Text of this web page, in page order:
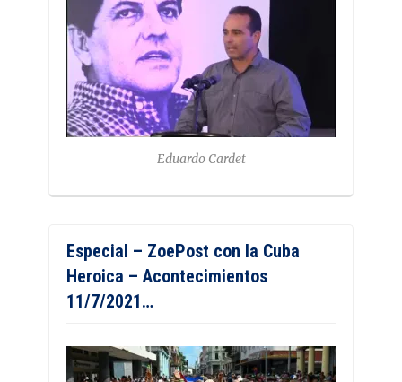
Eduardo Cardet
Especial – ZoePost con la Cuba
Heroica – Acontecimientos
11/7/2021…